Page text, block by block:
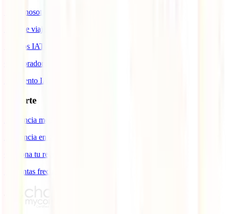
Sobre nosotros
Blog de viajes
Premios IATI
Colaboradores IATI
Descuento IATI
Soporte
Asistencia médica en viajes
Asistencia en siniestros
Gestiona tu reembolso
Preguntas frecuentes